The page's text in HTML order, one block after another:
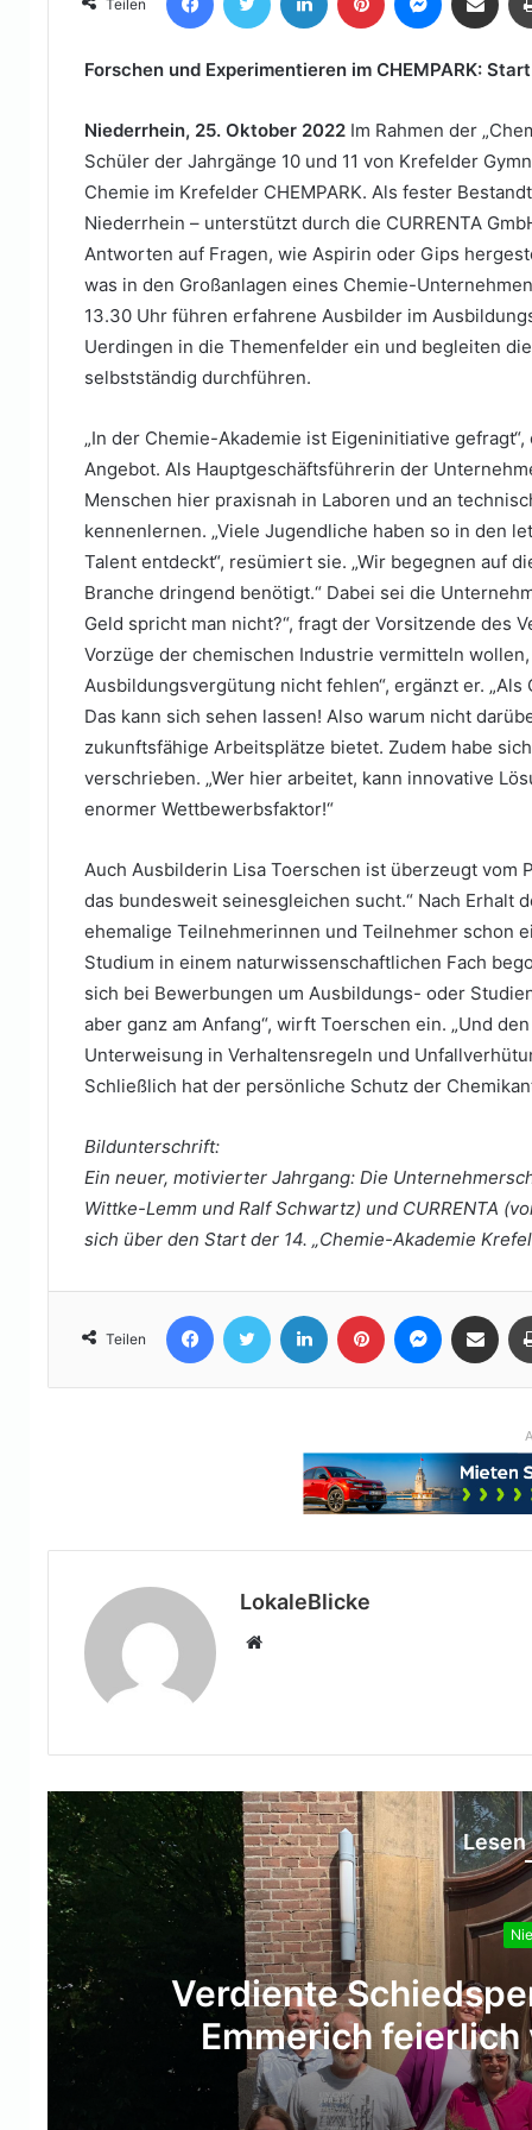
E-
Teilen
Forschen und Experimentieren im CHEMPARK:
Niederrhein, 25. Oktober 2022 Im Rahmen der
Schüler der Jahrgänge 10 und 11 von Krefelder
Chemie im Krefelder CHEMPARK. Als fester
Niederrhein – unterstützt durch die CURRENTA
Antworten auf Fragen, wie Aspirin oder Gips
was in den Großanlagen eines Chemie-
13.30 Uhr führen erfahrene Ausbilder im
Uerdingen in die Themenfelder ein und begleiten
selbstständig durchführen.
„In der Chemie-Akademie ist Eigeninitiative
Angebot. Als Hauptgeschäftsführerin der
Menschen hier praxisnah in Laboren und an
kennenlernen. „Viele Jugendliche haben so in den
Talent entdeckt“, resümiert sie. „Wir begegnen auf
Branche dringend benötigt.“ Dabei sei die
Geld spricht man nicht?“, fragt der Vorsitzende des
Vorzüge der chemischen Industrie vermitteln
Ausbildungsvergütung nicht fehlen“, ergänzt er.
Das kann sich sehen lassen! Also warum nicht
zukunftsfähige Arbeitsplätze bietet. Zudem habe
verschrieben. „Wer hier arbeitet, kann innovative
enormer Wettbewerbsfaktor!“
Auch Ausbilderin Lisa Toerschen ist überzeugt vom
das bundesweit seinesgleichen sucht.“ Nach Erhalt
ehemalige Teilnehmerinnen und Teilnehmer schon
Studium in einem naturwissenschaftlichen Fach
sich bei Bewerbungen um Ausbildungs- oder
aber ganz am Anfang“, wirft Toerschen ein. „Und
Unterweisung in Verhaltensregeln und
Schließlich hat der persönliche Schutz der
Bildunterschrift:
Ein neuer, motivierter Jahrgang: Die
Wittke-Lemm und Ralf Schwartz) und CURRENTA
sich über den Start der 14. „Chemie-Akademie
Teilen
FacebookTwitter LinkedIn Pinterest Messenger
Teile per E-Mail
LokaleBlicke
Webseite
Lesen